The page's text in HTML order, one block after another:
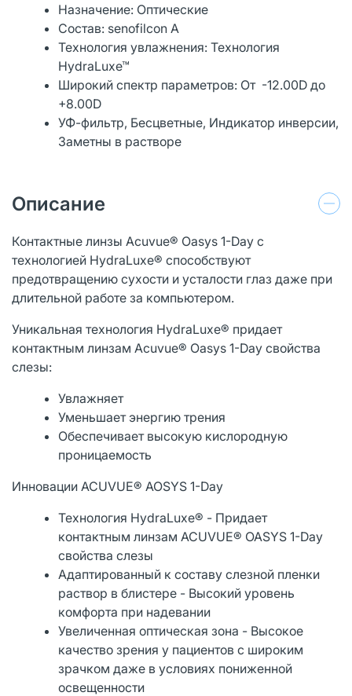
Назначение: Оптические
Состав: senofilcon A
Технология увлажнения: Технология
HydraLuxe™
Широкий спектр параметров: От -12.00D до
+8.00D
УФ-фильтр, Бесцветные, Индикатор инверсии,
Заметны в растворе
Описание
Контактные линзы Acuvue® Oasys 1-Day с
технологией HydraLuxe® способствуют
предотвращению сухости и усталости глаз даже при
длительной работе за компьютером.
Уникальная технология HydraLuxe® придает
контактным линзам Acuvue® Oasys 1-Day свойства
слезы:
Увлажняет
Уменьшает энергию трения
Обеспечивает высокую кислородную
проницаемость
Инновации ACUVUE® AOSYS 1-Day
Технология HydraLuxe® - Придает
контактным линзам ACUVUE® OASYS 1-Day
свойства слезы
Адаптированный к составу слезной пленки
раствор в блистере - Высокий уровень
комфорта при надевании
Увеличенная оптическая зона - Высокое
качество зрения у пациентов с широким
зрачком даже в условиях пониженной
освещенности